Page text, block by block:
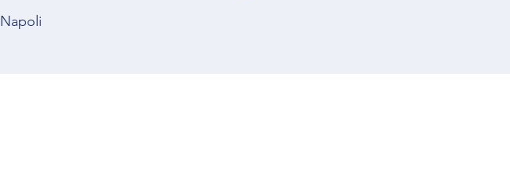
Napoli